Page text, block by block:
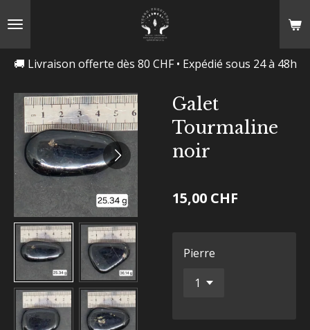
🚚 Livraison offerte dès 80 CHF • Expédié sous 24 à 48h
Galet
Tourmaline
noir
15,00 CHF
Pierre